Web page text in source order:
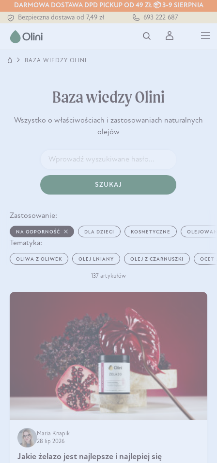
DARMOWA DOSTAWA DPD PICKUP OD 49 ZŁ 📦 3-9 SIERPNIA
Tłoczony zawsze na zimno
Bezpieczna dostawa od 7,49 zł
Tłoczony zawsze na zimno
693 222 687
BAZA WIEDZY OLINI
Baza wiedzy Olini
Wszystko o właściwościach i zastosowaniach naturalnych
olejów
SZUKAJ
Zastosowanie:
NA ODPORNOŚĆ DLA DZIECI KOSMETYCZNE
Tematyka:
OLIWA Z OLIWEK OLEJ LNIANY OLEJ Z CZARNUSZKI OCET
137 artykułów
Maria Knapik
28 lip 2026
Jakie żelazo jest najlepsze i najlepiej się